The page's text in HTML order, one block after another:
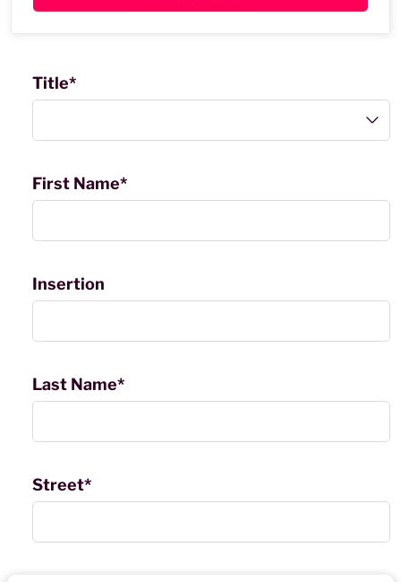
Title*
First Name*
Insertion
Last Name*
Street*